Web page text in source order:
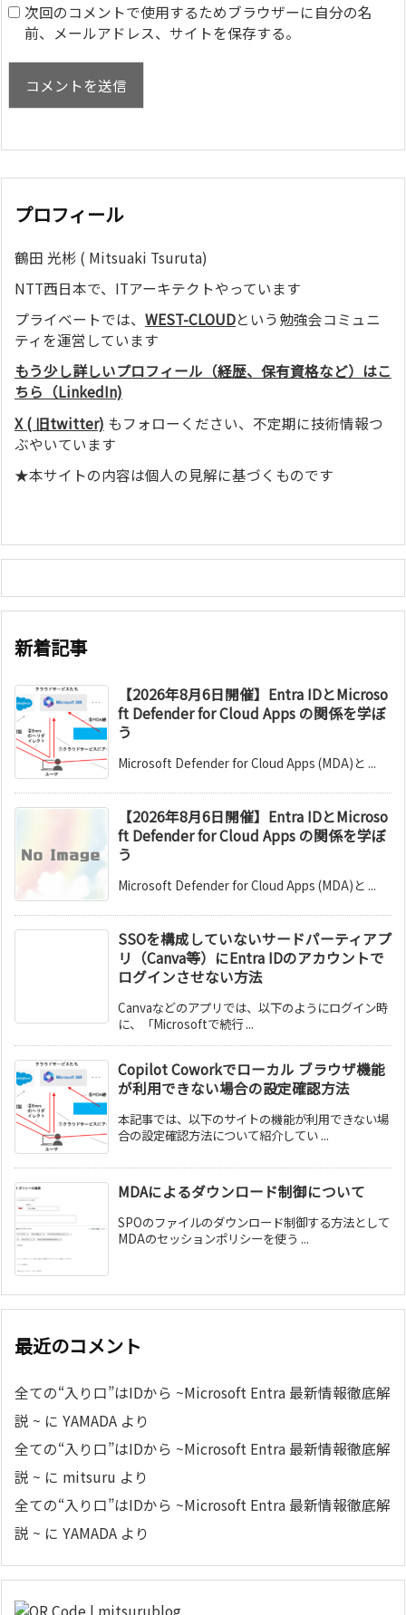
次回のコメントで使用するためブラウザーに自分の名
前、メールアドレス、サイトを保存する。
プロフィール
鶴田 光彬 ( Mitsuaki Tsuruta)
NTT西日本で、ITアーキテクトやっています
プライベートでは、 WEST-CLOUDという勉強会コミュニ
ティを運営しています
もう少し詳しいプロフィール（経歴、保有資格など）はこ
ちら（LinkedIn)
X ( 旧twitter) もフォローください、不定期に技術情報つ
ぶやいています
★本サイトの内容は個人の見解に基づくものです
新着記事
【2026年8月6日開催】Entra IDとMicroso
ft Defender for Cloud Apps の関係を学ぼ
う
Microsoft Defender for Cloud Apps (MDA)と ...
【2026年8月6日開催】Entra IDとMicroso
ft Defender for Cloud Apps の関係を学ぼ
う
Microsoft Defender for Cloud Apps (MDA)と ...
SSOを構成していないサードパーティアプ
リ（Canva等）にEntra IDのアカウントで
ログインさせない方法
Canvaなどのアプリでは、以下のようにログイン時
に、「Microsoftで続行 ...
Copilot Coworkでローカル ブラウザ機能
が利用できない場合の設定確認方法
本記事では、以下のサイトの機能が利用できない場
合の設定確認方法について紹介してい ...
MDAによるダウンロード制御について
SPOのファイルのダウンロード制御する方法として
MDAのセッションポリシーを使う ...
最近のコメント
全ての“入り口”はIDから ~Microsoft Entra 最新情報徹底解
説 ~ に YAMADA より
全ての“入り口”はIDから ~Microsoft Entra 最新情報徹底解
説 ~ に mitsuru より
全ての“入り口”はIDから ~Microsoft Entra 最新情報徹底解
説 ~ に YAMADA より